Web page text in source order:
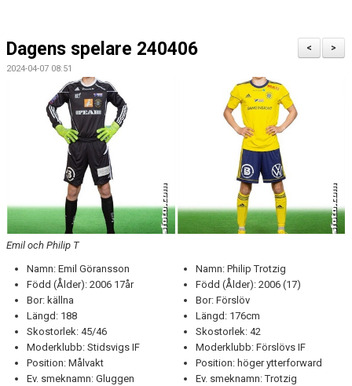
KONTAKT
>
<
Dagens spelare 240406
2024-04-07 08:51
Emil och Philip T
Namn: Emil Göransson
Född (Ålder): 2006 17år
Bor: källna
Längd: 188
Skostorlek: 45/46
Moderklubb: Stidsvigs IF
Position: Målvakt
Ev. smeknamn: Gluggen
Namn: Philip Trotzig
Född (Ålder): 2006 (17)
Bor: Förslöv
Längd: 176cm
Skostorlek: 42
Moderklubb: Förslövs IF
Position: höger ytterforward
Ev. smeknamn: Trotzig